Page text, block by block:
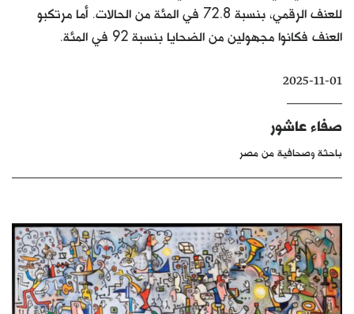
الأرشيف
للعنف الرقمي، بنسبة 72.8 في المئة من الحالات. أما مرتكبو
العنف فكانوا مجهولين من الضحايا بنسبة 92 في المئة.
2025-11-01
صفاء عاشور
باحثة وصحافية من مصر